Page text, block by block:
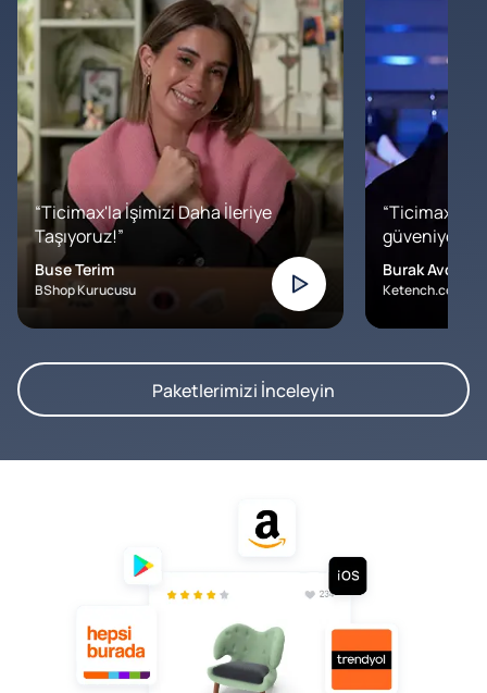
“Ticimax'la İşimizi Daha İleriye
Taşıyoruz!”
Buse Terim
BShop Kurucusu
“Ticimax'a
Burak Avcılar
Ketench.com –
Paketlerimizi İnceleyin